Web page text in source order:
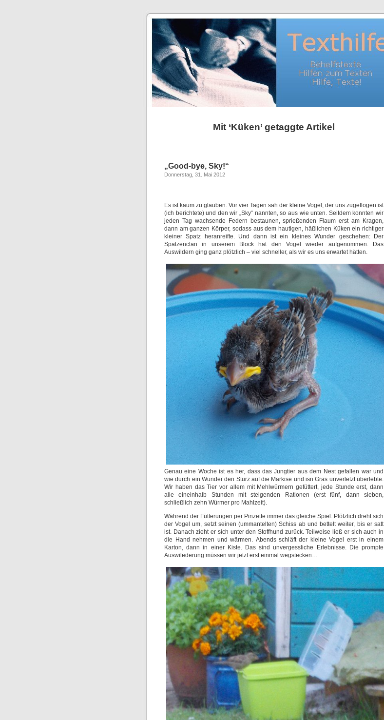
Mit ‘Küken’ getaggte Artikel
„Good-bye, Sky!“
Donnerstag, 31. Mai 2012
Es ist kaum zu glauben. Vor vier Tagen sah der kleine Vogel, der uns zugeflogen ist
(ich berichtete) und den wir „Sky“ nannten, so aus wie unten. Seitdem konnten wir
jeden Tag wachsende Federn bestaunen, sprießenden Flaum erst am Kragen,
dann am ganzen Körper, sodass aus dem hautigen, häßlichen Küken ein richtiger
kleiner Spatz heranreifte. Und dann ist ein kleines Wunder geschehen: Der
Spatzenclan in unserem Block hat den Vogel wieder aufgenommen. Das
Auswildern ging ganz plötzlich – viel schneller, als wir es uns erwartet hätten.
Genau eine Woche ist es her, dass das Jungtier aus dem Nest gefallen war und
wie durch ein Wunder den Sturz auf die Markise und isn Gras unverletzt überlebte.
Wir haben das Tier vor allem mit Mehlwürmern gefüttert, jede Stunde erst, dann
alle eineinhalb Stunden mit steigenden Rationen (erst fünf, dann sieben,
schließlich zehn Würmer pro Mahlzeit).
Während der Fütterungen per Pinzette immer das gleiche Spiel: Plötzlich dreht sich
der Vogel um, setzt seinen (ummantelten) Schiss ab und bettelt weiter, bis er satt
ist. Danach zieht er sich unter den Stoffhund zurück. Teilweise ließ er sich auch in
die Hand nehmen und wärmen. Abends schläft der kleine Vogel erst in einem
Karton, dann in einer Kiste. Das sind unvergessliche Erlebnisse. Die prompte
Auswilederung müssen wir jetzt erst einmal wegstecken…